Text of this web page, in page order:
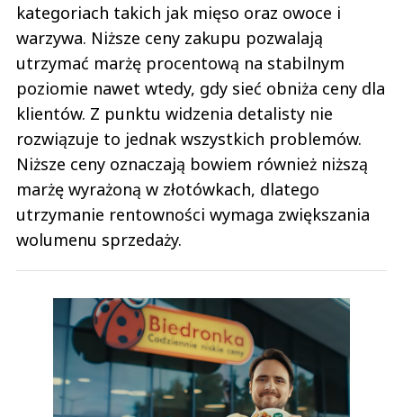
kategoriach takich jak mięso oraz owoce i
warzywa. Niższe ceny zakupu pozwalają
utrzymać marżę procentową na stabilnym
poziomie nawet wtedy, gdy sieć obniża ceny dla
klientów. Z punktu widzenia detalisty nie
rozwiązuje to jednak wszystkich problemów.
Niższe ceny oznaczają bowiem również niższą
marżę wyrażoną w złotówkach, dlatego
utrzymanie rentowności wymaga zwiększania
wolumenu sprzedaży.